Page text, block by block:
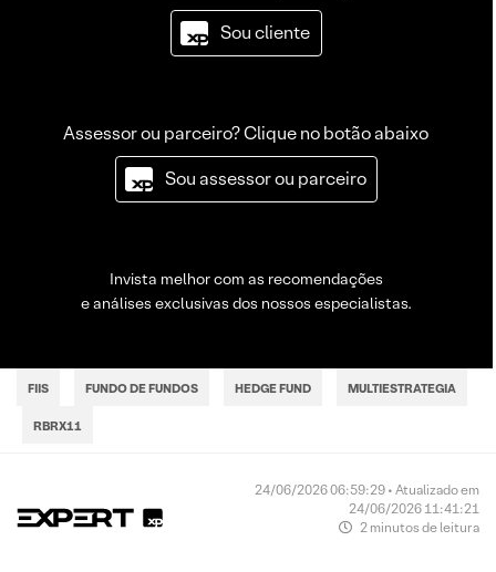
Sou cliente
Assessor ou parceiro? Clique no botão abaixo
Sou assessor ou parceiro
Invista melhor com as recomendações
e análises exclusivas dos nossos especialistas.
FIIS FUNDO DE FUNDOS HEDGE FUND MULTIESTRATEGIA
RBRX11
24/06/2026 06:59:29 • Atualizado em
24/06/2026 11:41:21
2 minutos de leitura